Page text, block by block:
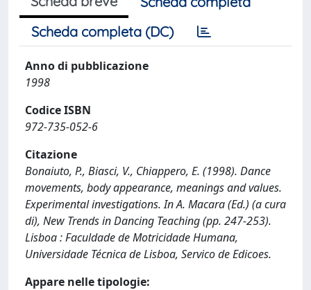
Scheda completa (DC)
Anno di pubblicazione
1998
Codice ISBN
972-735-052-6
Citazione
Bonaiuto, P., Biasci, V., Chiappero, E. (1998). Dance
movements, body appearance, meanings and values.
Experimental investigations. In A. Macara (Ed.) (a cura
di), New Trends in Dancing Teaching (pp. 247-253).
Lisboa : Faculdade de Motricidade Humana,
Universidade Técnica de Lisboa, Servico de Edicoes.
Appare nelle tipologie: